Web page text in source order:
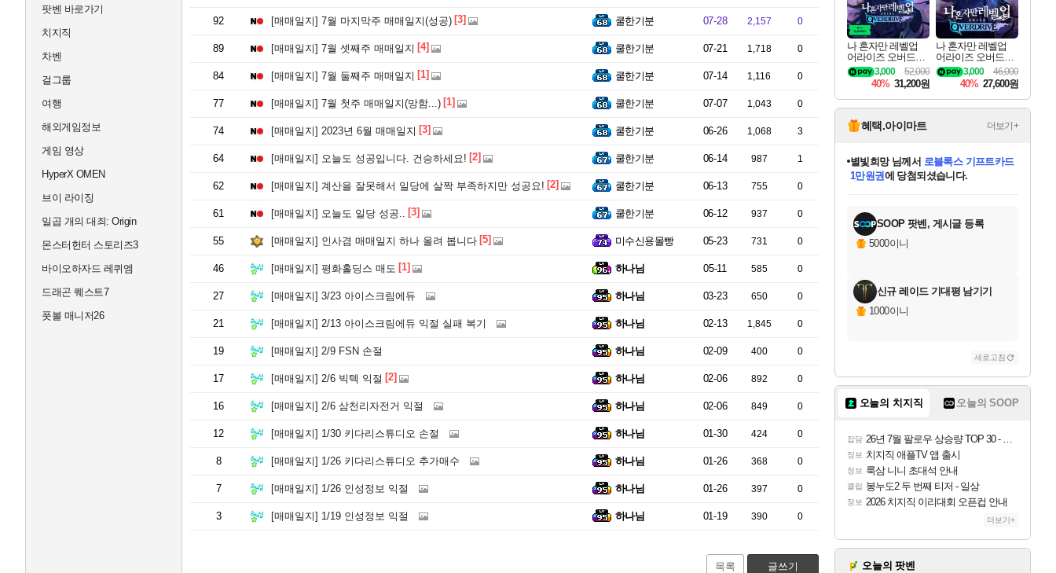
팟벤 바로가기
치지직
차벤
걸그룹
여행
해외게임정보
게임 영상
HyperX OMEN
브이 라이징
일곱 개의 대죄: Origin
몬스터헌터 스토리즈3
바이오하자드 레퀴엠
드래곤 퀘스트7
풋볼 매니저26
92 [매매일지] 7월 마지막주 매매일지(성공) [3] 쿨한기분 07-28 2,157 0
89 [매매일지] 7월 셋째주 매매일지 [4] 쿨한기분 07-21 1,718 0
84 [매매일지] 7월 둘째주 매매일지 [1] 쿨한기분 07-14 1,116 0
77 [매매일지] 7월 첫주 매매일지(망함...) [1] 쿨한기분 07-07 1,043 0
74 [매매일지] 2023년 6월 매매일지 [3] 쿨한기분 06-26 1,068 3
64 [매매일지] 오늘도 성공입니다. 건승하세요! [2] 쿨한기분 06-14 987 1
62 [매매일지] 계산을 잘못해서 일당에 살짝 부족하지만 성공요! [2] 쿨한기분 06-13 755 0
61 [매매일지] 오늘도 일당 성공.. [3] 쿨한기분 06-12 937 0
55 [매매일지] 인사겸 매매일지 하나 올려 봅니다 [5] 미수신용몰빵 05-23 731 0
46 [매매일지] 평화홀딩스 매도 [1] 하나님 05-11 585 0
27 [매매일지] 3/23 아이스크림에듀 하나님 03-23 650 0
21 [매매일지] 2/13 아이스크림에듀 익절 실패 복기 하나님 02-13 1,845 0
19 [매매일지] 2/9 FSN 손절 하나님 02-09 400 0
17 [매매일지] 2/6 빅텍 익절 [2] 하나님 02-06 892 0
16 [매매일지] 2/6 삼천리자전거 익절 하나님 02-06 849 0
12 [매매일지] 1/30 키다리스튜디오 손절 하나님 01-30 424 0
8 [매매일지] 1/26 키다리스튜디오 추가매수 하나님 01-26 368 0
7 [매매일지] 1/26 인성정보 익절 하나님 01-26 397 0
3 [매매일지] 1/19 인성정보 익절 하나님 01-19 390 0
목록 글쓰기
나 혼자만 레벨업
어라이즈 오버드라
이브 디럭스 에디션
Solo Leveling Arise
Overdrive Deluxe Edi
tion
52,000
3,000
40% 31,200원
나 혼자만 레벨업
어라이즈 오버드라
이브 Solo Leveling A
rise
46,000
3,000
40% 27,600원
혜택.아이마트 더보기+
교환.
당첨되셨습니다.
당첨되셨습니다.
당첨되셨습니다.
별빛희망님께서 로블록스 기프트카드
1만원권에 당첨되셨습니다.
당첨되셨습니다.
당첨되셨습니다.
당첨되셨습니다.
당첨되셨습니다.
에디션 (스팀코드) 를 교환.
당첨되셨습니다.
SOOP 팟벤, 게시글 등록
5000이니
신규 레이드 기대평 남기기
1000이니
새로고침
오늘의 치지직 오늘의 SOOP
잡담 26년 7월 팔로우 상승량 TOP 30 - 월간 치지직
정보 치지직 애플TV 앱 출시
정보 룩삼 니니 초대석 안내
클립 봉누도2 두 번째 티저 - 일상
정보 2026 치지직 이리대회 오픈컵 안내
더보기+
오늘의 팟벤